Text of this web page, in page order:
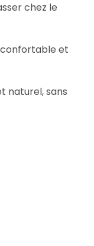
chez le
confortable et
naturel, sans